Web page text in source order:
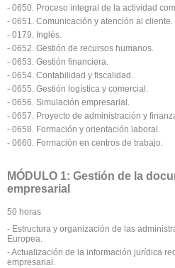
- 0650. Proceso integral de la actividad
- 0651. Comunicación y atención al cliente.
- 0179. Inglés.
- 0652. Gestión de recursos humanos.
- 0653. Gestión financiera.
- 0654. Contabilidad y fiscalidad.
- 0655. Gestión logística y comercial.
- 0656. Simulación empresarial.
- 0657. Proyecto de administración y
- 0658. Formación y orientación laboral.
- 0660. Formación en centros de trabajo.
MÓDULO 1: Gestión de la
empresarial
50 horas
- Estructura y organización de las
Europea.
- Actualización de la información jurídica
empresarial.